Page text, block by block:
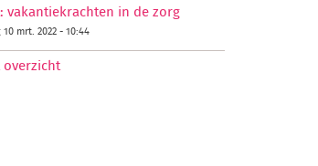
vakantiekrachten in de zorg
mrt. 2022 - 10:44